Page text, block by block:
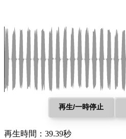
再生/一時停止
再生時間：39.39秒